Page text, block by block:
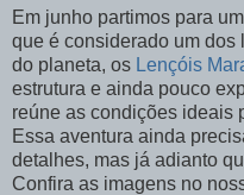
Em junho partimos para
que é considerado um
do planeta, os Lençóis
estrutura e ainda pouco
reúne as condições ideais
Essa aventura ainda
detalhes, mas já adianto
Confira as imagens no